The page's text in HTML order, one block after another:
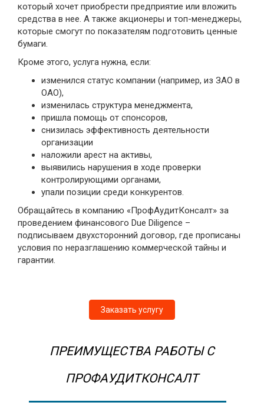
который хочет приобрести предприятие или вложить
средства в нее. А также акционеры и топ-менеджеры,
которые смогут по показателям подготовить ценные
бумаги.
Кроме этого, услуга нужна, если:
изменился статус компании (например, из ЗАО в
ОАО),
изменилась структура менеджмента,
пришла помощь от спонсоров,
снизилась эффективность деятельности
организации
наложили арест на активы,
выявились нарушения в ходе проверки
контролирующими органами,
упали позиции среди конкурентов.
Обращайтесь в компанию «ПрофАудитКонсалт» за
проведением финансового Due Diligence –
подписываем двухсторонний договор, где прописаны
условия по неразглашению коммерческой тайны и
гарантии.
Заказать услугу
ПРЕИМУЩЕСТВА РАБОТЫ С
ПРОФАУДИТКОНСАЛТ